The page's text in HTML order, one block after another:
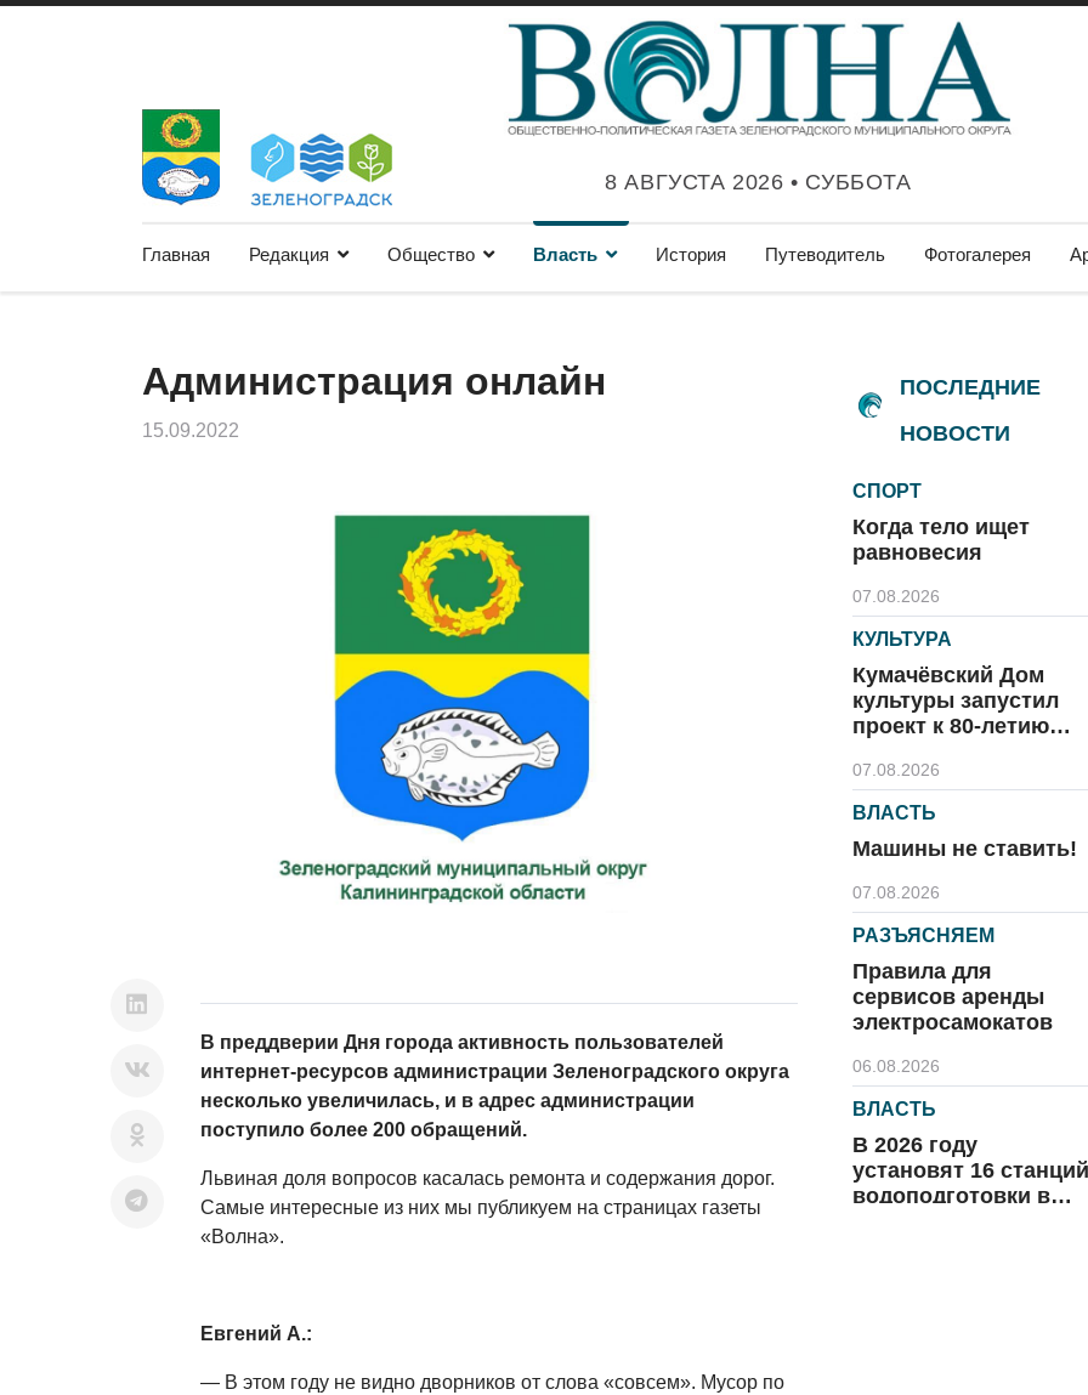
8 АВГУСТА 2026 • СУББОТА
Главная Редакция Общество Власть История Путеводитель Фотогалерея
Администрация онлайн
15.09.2022
В преддверии Дня города активность пользователей
интернет-ресурсов администрации Зеленоградского округа
несколько увеличилась, и в адрес администрации
поступило более 200 обращений.
Львиная доля вопросов касалась ремонта и содержания дорог.
Самые интересные из них мы публикуем на страницах газеты
«Волна».
Евгений А.:
— В этом году не видно дворников от слова «совсем». Мусор по
ПОСЛЕДНИЕ
НОВОСТИ
СПОРТ
Когда тело ищет
равновесия
07.08.2026
КУЛЬТУРА
Кумачёвский Дом
культуры запустил
проект к 80-летию
07.08.2026
ВЛАСТЬ
Машины не ставить!
07.08.2026
РАЗЪЯСНЯЕМ
Правила для
сервисов аренды
электросамокатов
06.08.2026
ВЛАСТЬ
В 2026 году
установят 16 станций
водоподготовки в